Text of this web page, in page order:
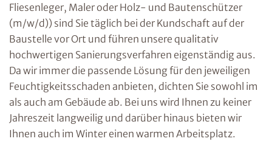
Fliesenleger, Maler oder Holz- und Bautenschützer
(m/w/d)) sind Sie täglich bei der Kundschaft auf der
Baustelle vor Ort und führen unsere qualitativ
hochwertigen Sanierungsverfahren eigenständig aus.
Da wir immer die passende Lösung für den jeweiligen
Feuchtigkeitsschaden anbieten, dichten Sie sowohl im
als auch am Gebäude ab. Bei uns wird Ihnen zu keiner
Jahreszeit langweilig und darüber hinaus bieten wir
Ihnen auch im Winter einen warmen Arbeitsplatz.